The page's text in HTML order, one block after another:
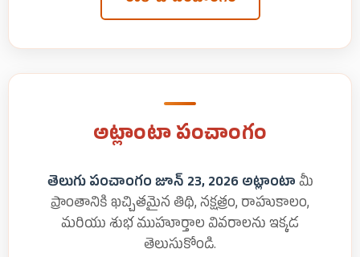
అట్లాంటా పంచాంగం
తెలుగు పంచాంగం జూన్ 23, 2026 అట్లాంటా మీ
ప్రాంతానికి ఖచ్చితమైన తిథి, నక్షత్రం, రాహుకాలం,
మరియు శుభ ముహూర్తాల వివరాలను ఇక్కడ
తెలుసుకోండి.